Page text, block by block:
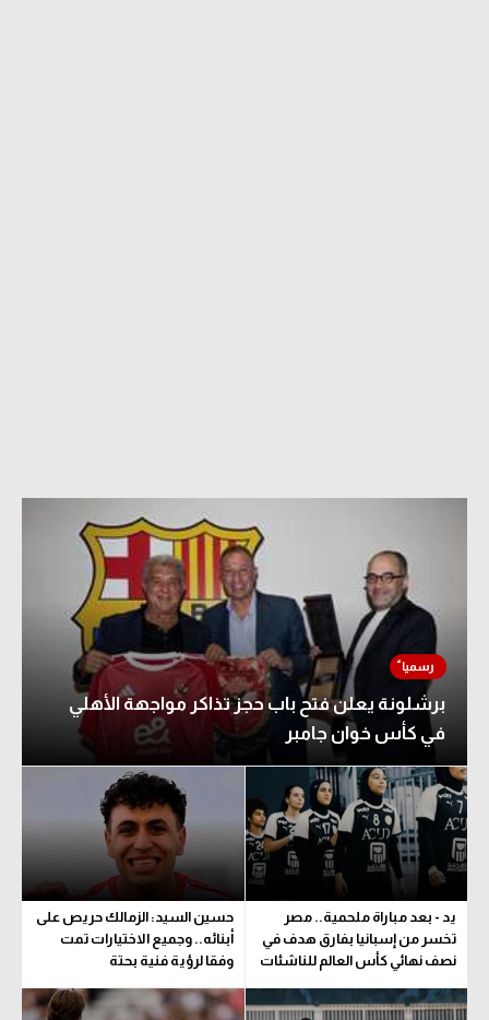
برشلونة يعلن فتح باب حجز تذاكر مواجهة الأهلي
في كأس خوان جامبر
يد - بعد مباراة ملحمية.. مصر
تخسر من إسبانيا بفارق هدف في
نصف نهائي كأس العالم للناشئات
حسين السيد: الزمالك حريص على
أبنائه.. وجميع الاختيارات تمت
وفقا لرؤية فنية بحتة